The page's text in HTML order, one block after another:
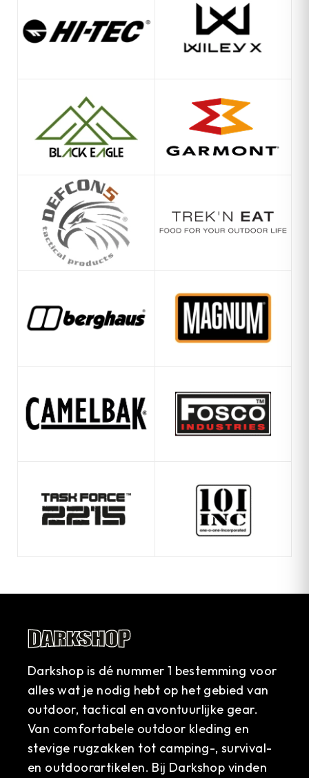
Darkshop is dé nummer 1 bestemming voor
alles wat je nodig hebt op het gebied van
outdoor, tactical en avontuurlijke gear.
Van comfortabele outdoor kleding en
stevige rugzakken tot camping-, survival-
en outdoorartikelen. Bij Darkshop vinden